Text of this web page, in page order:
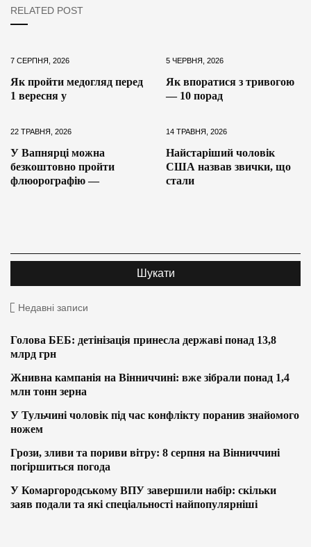
RELATED POST
7 СЕРПНЯ, 2026
Як пройти медогляд перед
1 вересня у
5 ЧЕРВНЯ, 2026
Як впоратися з тривогою
— 10 порад
22 ТРАВНЯ, 2026
У Вапнярці можна
безкоштовно пройти
флюорографію —
14 ТРАВНЯ, 2026
Найстаріший чоловік
США назвав звички, що
стали
Недавні записи
Голова БЕБ: детінізація принесла державі понад 13,8
млрд грн
Жнивна кампанія на Вінниччині: вже зібрали понад 1,4
млн тонн зерна
У Тульчині чоловік під час конфлікту поранив знайомого
ножем
Грози, зливи та пориви вітру: 8 серпня на Вінниччині
погіршиться погода
У Комаргородському ВПУ завершили набір: скільки
заяв подали та які спеціальності найпопулярніші